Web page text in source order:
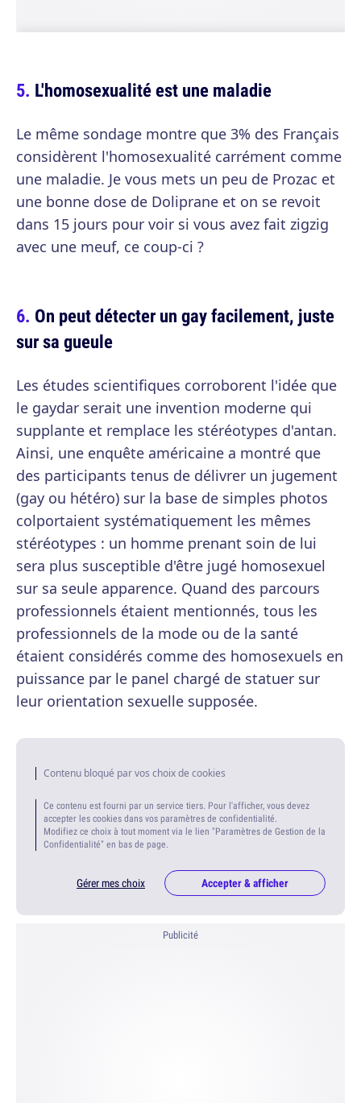
L'homosexualité est une maladie
Le même sondage montre que 3% des Français
considèrent l'homosexualité carrément comme
une maladie. Je vous mets un peu de Prozac et
une bonne dose de Doliprane et on se revoit
dans 15 jours pour voir si vous avez fait zigzig
avec une meuf, ce coup-ci ?
On peut détecter un gay facilement, juste
sur sa gueule
Les études scientifiques corroborent l'idée que
le gaydar serait une invention moderne qui
supplante et remplace les stéréotypes d'antan.
Ainsi, une enquête américaine a montré que
des participants tenus de délivrer un jugement
(gay ou hétéro) sur la base de simples photos
colportaient systématiquement les mêmes
stéréotypes : un homme prenant soin de lui
sera plus susceptible d'être jugé homosexuel
sur sa seule apparence. Quand des parcours
professionnels étaient mentionnés, tous les
professionnels de la mode ou de la santé
étaient considérés comme des homosexuels en
puissance par le panel chargé de statuer sur
leur orientation sexuelle supposée.
Contenu bloqué par vos choix de cookies
Ce contenu est fourni par un service tiers. Pour l'afficher, vous devez
accepter les cookies dans vos paramètres de confidentialité.
Modifiez ce choix à tout moment via le lien "Paramètres de Gestion de la
Confidentialité" en bas de page.
Gérer mes choix Accepter & afficher
Publicité